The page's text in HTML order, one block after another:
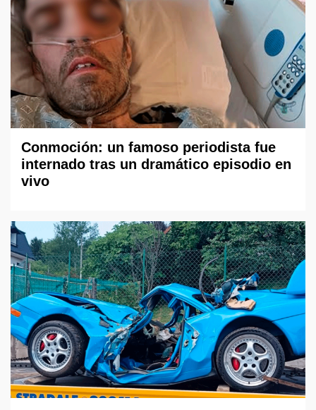
Conmoción: un famoso periodista fue
internado tras un dramático episodio en
vivo